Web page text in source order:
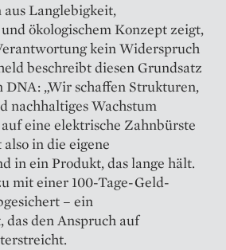
Langlebigkeit,
ökologischem Konzept zeigt,
kein Widerspruch
beschreibt diesen Grundsatz
DNA: „Wir schaffen Strukturen,
nachhaltiges Wachstum
eine elektrische Zahnbürste
in die eigene
in ein Produkt, das lange hält.
mit einer 100-Tage-Geld-
– ein
das den Anspruch auf